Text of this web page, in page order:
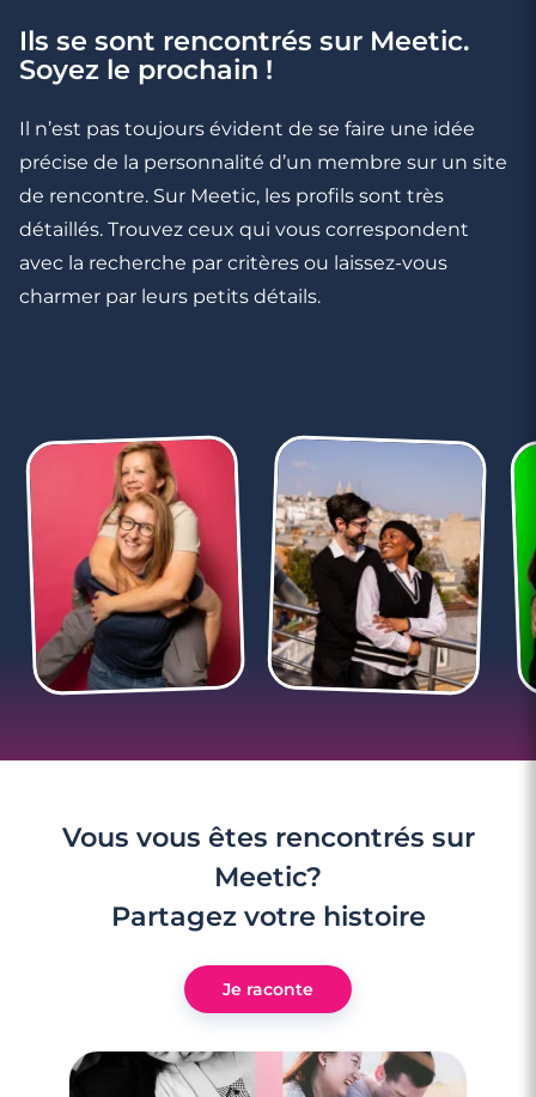
3 minutes
Dimanche soir en solo : 6 activités pour ne
pas sombrer
2 minutes
Noël : mode d’emploi anti-blues
Ils se sont rencontrés sur Meetic.
Soyez le prochain !
Il n’est pas toujours évident de se faire une idée
précise de la personnalité d’un membre sur un site
de rencontre. Sur Meetic, les profils sont très
détaillés. Trouvez ceux qui vous correspondent
avec la recherche par critères ou laissez-vous
charmer par leurs petits détails.
Vous vous êtes rencontrés sur
Meetic?
Partagez votre histoire
Je raconte